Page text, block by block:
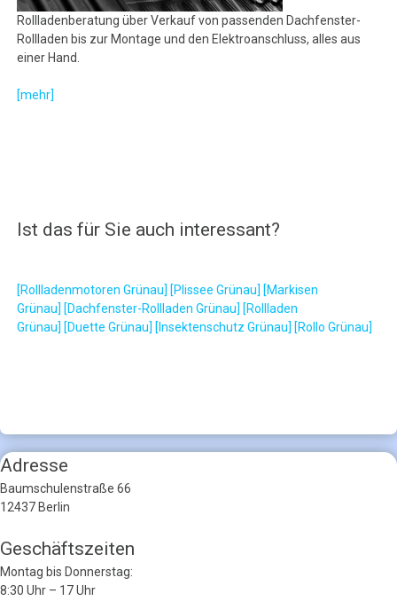
Rollladenberatung über Verkauf von passenden Dachfenster-
Rollladen bis zur Montage und den Elektroanschluss, alles aus
einer Hand.
[mehr]
Ist das für Sie auch interessant?
[Rollladenmotoren Grünau] [Plissee Grünau] [Markisen
Grünau] [Dachfenster-Rollladen Grünau] [Rollladen
Grünau] [Duette Grünau] [Insektenschutz Grünau] [Rollo Grünau]
Adresse
Baumschulenstraße 66
12437 Berlin
Geschäftszeiten
Montag bis Donnerstag:
8:30 Uhr – 17 Uhr